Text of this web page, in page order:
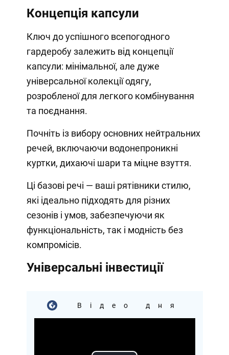
Концепція капсули
Ключ до успішного всепогодного
гардеробу залежить від концепції
капсули: мінімальної, але дуже
універсальної колекції одягу,
розробленої для легкого комбінування
та поєднання.
Почніть із вибору основних нейтральних
речей, включаючи водонепроникні
куртки, дихаючі шари та міцне взуття.
Ці базові речі — ваші рятівники стилю,
які ідеально підходять для різних
сезонів і умов, забезпечуючи як
функціональність, так і модність без
компромісів.
Універсальні інвестиції
Відео дня